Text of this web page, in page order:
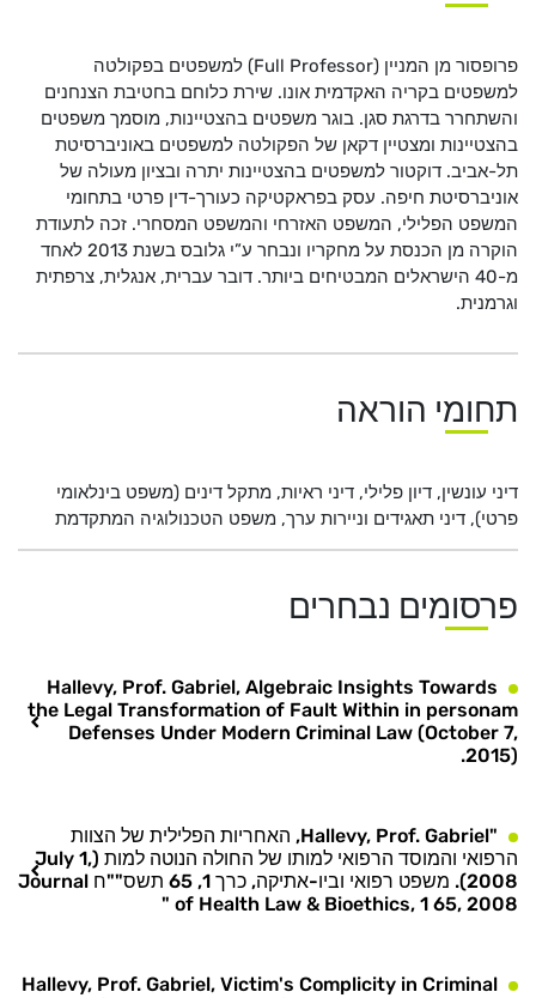
פרופסור מן המניין (Full Professor) למשפטים בפקולטה
למשפטים בקריה האקדמית אונו. שירת כלוחם בחטיבת הצנחנים
והשתחרר בדרגת סגן. בוגר משפטים בהצטיינות, מוסמך משפטים
בהצטיינות ומצטיין דקאן של הפקולטה למשפטים באוניברסיטת
תל-אביב. דוקטור למשפטים בהצטיינות יתרה ובציון מעולה של
אוניברסיטת חיפה. עסק בפראקטיקה כעורך-דין פרטי בתחומי
המשפט הפלילי, המשפט האזרחי והמשפט המסחרי. זכה לתעודת
הוקרה מן הכנסת על מחקריו ונבחר ע”י גלובס בשנת 2013 לאחד
מ-40 הישראלים המבטיחים ביותר. דובר עברית, אנגלית, צרפתית
וגרמנית.
תחומי הוראה
דיני עונשין, דיון פלילי, דיני ראיות, מתקל דינים (משפט בינלאומי
פרטי), דיני תאגידים וניירות ערך, משפט הטכנולוגיה המתקדמת
פרסומים נבחרים
Hallevy, Prof. Gabriel, Algebraic Insights Towards
the Legal Transformation of Fault Within in personam
Defenses Under Modern Criminal Law (October 7,
2015).
"Hallevy, Prof. Gabriel, האחריות הפלילית של הצוות
הרפואי והמוסד הרפואי למותו של החולה הנוטה למות (July 1,
2008). משפט רפואי וביו-אתיקה, כרך 1, 65 תשס""ח Journal
of Health Law & Bioethics, 1 65, 2008 "
Hallevy, Prof. Gabriel, Victim's Complicity in Criminal